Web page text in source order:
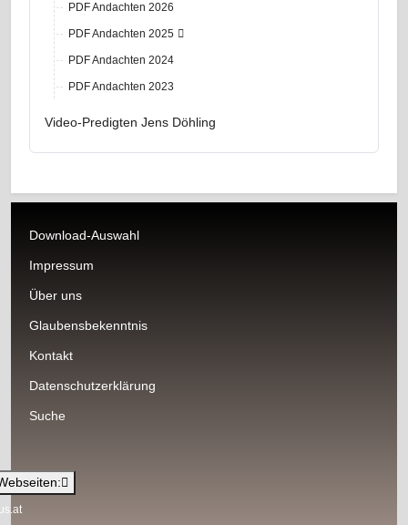
PDF Andachten 2026
PDF Andachten 2025
PDF Andachten 2024
PDF Andachten 2023
Video-Predigten Jens Döhling
Download-Auswahl
Impressum
Über uns
Glaubensbekenntnis
Kontakt
Datenschutzerklärung
Suche